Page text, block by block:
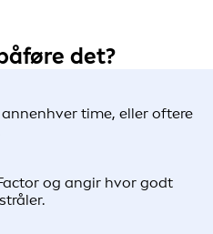
det?
time, eller oftere
og angir hvor godt